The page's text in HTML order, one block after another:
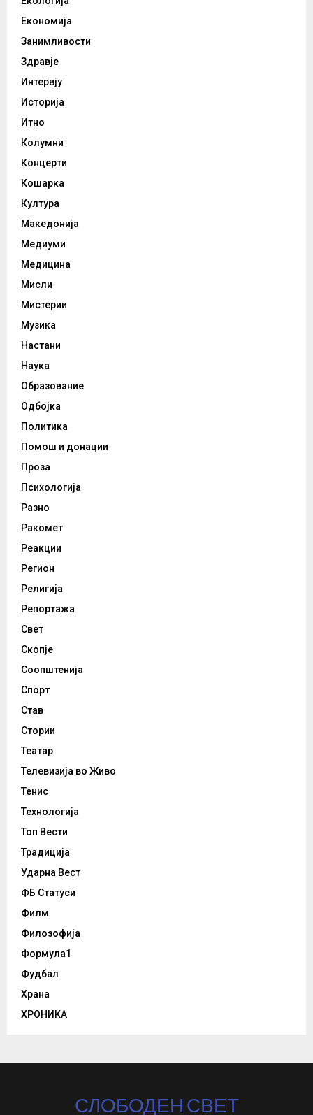
Економија
Занимливости
Здравје
Интервју
Историја
Итно
Колумни
Концерти
Кошарка
Култура
Македонија
Медиуми
Медицина
Мисли
Мистерии
Музика
Настани
Наука
Образование
Одбојка
Политика
Помош и донации
Проза
Психологија
Разно
Ракомет
Реакции
Регион
Религија
Репортажа
Свет
Скопје
Соопштенија
Спорт
Став
Стории
Театар
Телевизија во Живо
Тенис
Технологија
Топ Вести
Традиција
Ударна Вест
ФБ Статуси
Филм
Филозофија
Формула1
Фудбал
Храна
ХРОНИКА
СЛОБОДЕН СВЕТ